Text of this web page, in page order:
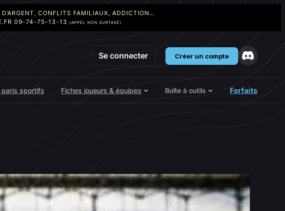
CONFLITS FAMILIAUX, ADDICTION…
09-74-75-13-13 (APPEL NON SURTAXÉ)
Se connecter Créer un compte
paris sportifs Fiches joueurs & équipes Boîte à outils Forfaits